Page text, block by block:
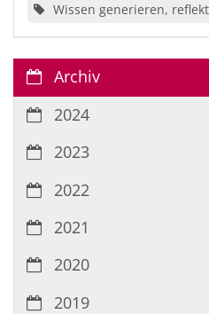
Wissen generieren,
Archiv
2024
2023
2022
2021
2020
2019